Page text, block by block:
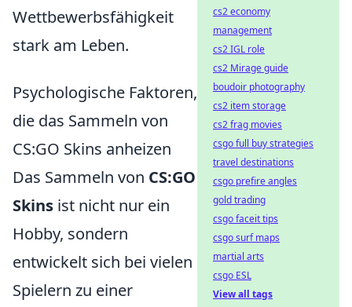
Wettbewerbsfähigkeit
stark am Leben.
Psychologische Faktoren,
die das Sammeln von
CS:GO Skins anheizen
Das Sammeln von CS:GO
Skins ist nicht nur ein
Hobby, sondern
entwickelt sich bei vielen
Spielern zu einer
cs2 economy
management
cs2 IGL role
cs2 Mirage guide
boudoir photography
cs2 item storage
cs2 frag movies
csgo full buy strategies
travel destinations
csgo prefire angles
gold trading
csgo faceit tips
csgo surf maps
martial arts
csgo ESL
View all tags